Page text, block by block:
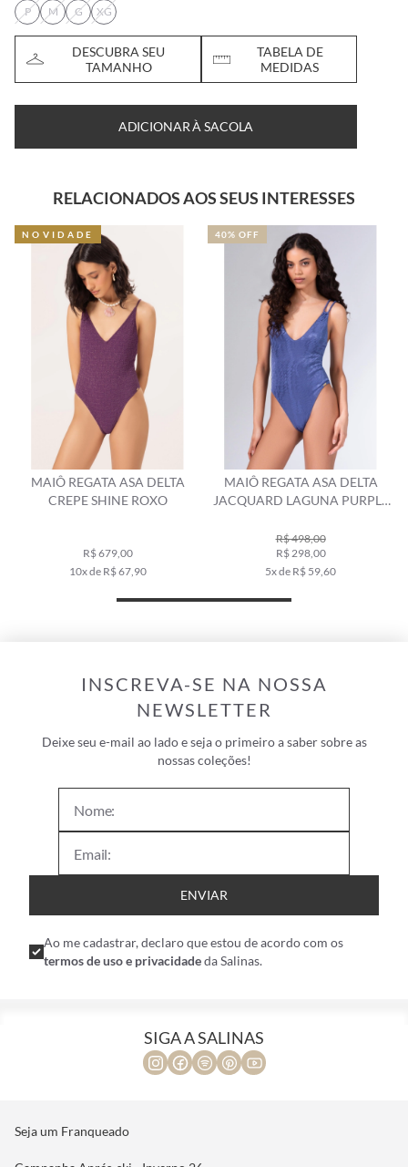
P
M G XG
DESCUBRA SEU
TAMANHO
TABELA DE
MEDIDAS
ADICIONAR À SACOLA
RELACIONADOS AOS SEUS INTERESSES
MAIÔ REGATA ASA DELTA
CREPE SHINE ROXO
R$ 679,00
10x de R$ 67,90
NOVIDADE
MAIÔ REGATA ASA DELTA
JACQUARD LAGUNA PURPLE
R$ 498,00
R$ 298,00
5x de R$ 59,60
40% OFF
INSCREVA-SE NA NOSSA
NEWSLETTER
Deixe seu e-mail ao lado e seja o primeiro a saber sobre as
nossas coleções!
ENVIAR
Ao me cadastrar, declaro que estou de acordo com os
termos de uso e privacidadeda Salinas.
SIGA A SALINAS
Seja um Franqueado